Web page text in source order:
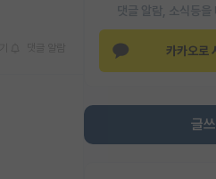
댓글 알람, 소식등을
카카오로
글쓰